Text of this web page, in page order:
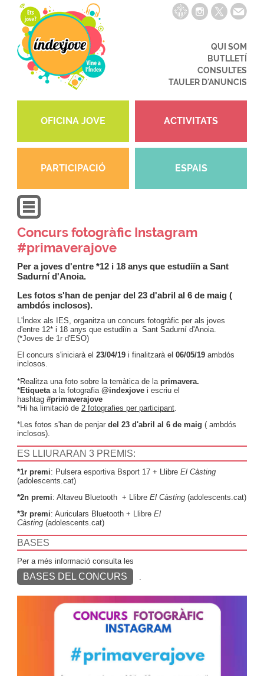
QUI SOM
BUTLLETÍ
CONSULTES
TAULER D'ANUNCIS
OFICINA JOVE ACTIVITATS
PARTICIPACIÓ ESPAIS
Concurs fotogràfic Instagram
#primaverajove
Per a joves d'entre *12 i 18 anys que estudiïn a Sant
Sadurní d'Anoia.
Les fotos s'han de penjar del 23 d'abril al 6 de maig (
ambdós inclosos).
L'Índex als IES, organitza un concurs fotogràfic per als joves
d'entre 12* i 18 anys que estudiïn a Sant Sadurní d'Anoia.
(*Joves de 1r d'ESO)
El concurs s'iniciarà el 23/04/19 i finalitzarà el 06/05/19 ambdós
inclosos.
*Realitza una foto sobre la temàtica de la primavera.
*Etiquetaa la fotografia @indexjove i escriu el
hashtag #primaverajove
*Hi ha limitació de 2 fotografies per participant.
*Les fotos s'han de penjar del 23 d'abril al 6 de maig ( ambdós
inclosos).
ES LLIURARAN 3 PREMIS:
*1r premi: Pulsera esportiva Bsport 17 + Llibre El Càsting
(adolescents.cat)
*2n premi: Altaveu Bluetooth + Llibre El Càsting (adolescents.cat)
*3r premi: Auriculars Bluetooth + Llibre El
Càsting (adolescents.cat)
BASES
Per a més informació consulta les
BASES DEL CONCURS .